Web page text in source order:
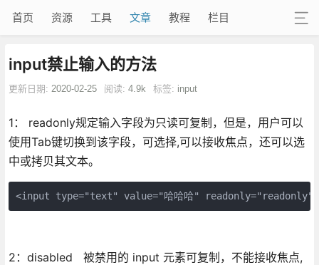
首页 资源 工具 文章 教程 栏目
input禁止输入的方法
更新日期: 2020-02-25 阅读: 4.9k 标签: input
1： readonly规定输入字段为只读可复制，但是，用户可以
使用Tab键切换到该字段，可选择,可以接收焦点，还可以选
中或拷贝其文本。
<input type="text" value="哈哈哈" readonly="readonly">
2：disabled 被禁用的 input 元素可复制，不能接收焦点,